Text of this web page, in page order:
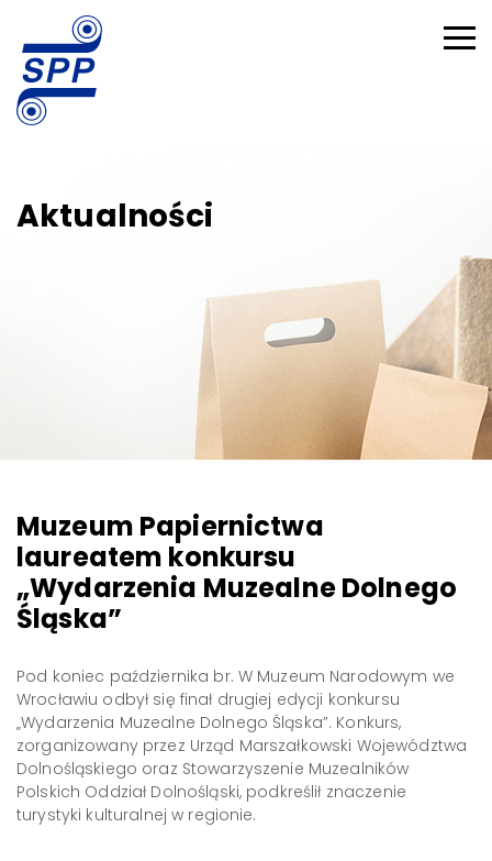
Aktualności
Muzeum Papiernictwa
laureatem konkursu
„Wydarzenia Muzealne Dolnego
Śląska”
Pod koniec października br. W Muzeum Narodowym we
Wrocławiu odbył się finał drugiej edycji konkursu
„Wydarzenia Muzealne Dolnego Śląska”. Konkurs,
zorganizowany przez Urząd Marszałkowski Województwa
Dolnośląskiego oraz Stowarzyszenie Muzealników
Polskich Oddział Dolnośląski, podkreślił znaczenie
turystyki kulturalnej w regionie.